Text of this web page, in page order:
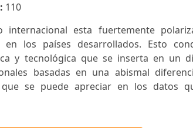
110
internacional esta fuertemente
en los países desarrollados. Esto
y tecnológica que se inserta en un
basadas en una abismal
se puede apreciar en los datos